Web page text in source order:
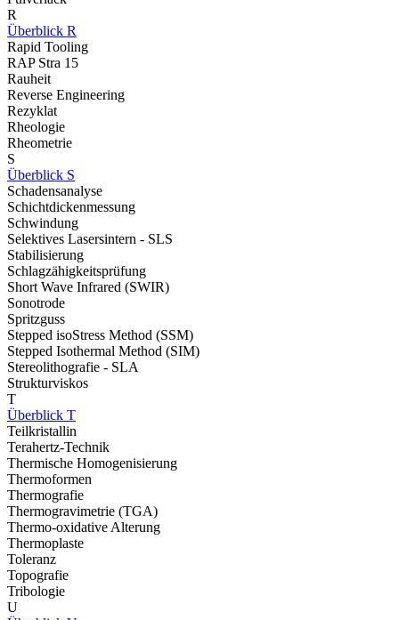
R
Überblick R
Rapid Tooling
RAP Stra 15
Rauheit
Reverse Engineering
Rezyklat
Rheologie
Rheometrie
S
Überblick S
Schadensanalyse
Schichtdickenmessung
Schwindung
Selektives Lasersintern - SLS
Stabilisierung
Schlagzähigkeitsprüfung
Short Wave Infrared (SWIR)
Sonotrode
Spritzguss
Stepped isoStress Method (SSM)
Stepped Isothermal Method (SIM)
Stereolithografie - SLA
Strukturviskos
T
Überblick T
Teilkristallin
Terahertz-Technik
Thermische Homogenisierung
Thermoformen
Thermografie
Thermogravimetrie (TGA)
Thermo-oxidative Alterung
Thermoplaste
Toleranz
Topografie
Tribologie
U